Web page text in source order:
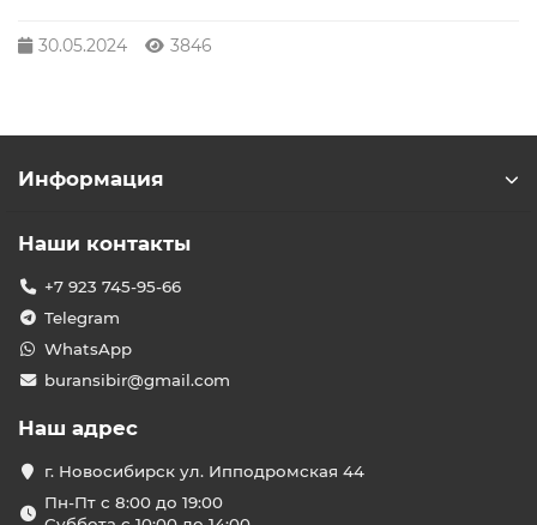
30.05.2024 3846
Информация
Наши контакты
+7 923 745-95-66
Telegram
WhatsApp
buransibir@gmail.com
Наш адрес
г. Новосибирск ул. Ипподромская 44
Пн-Пт с 8:00 до 19:00